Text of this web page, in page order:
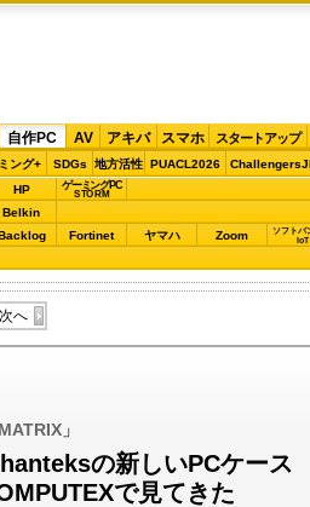
自作PC AV アキバ スマホ スタートアップ
ング+ SDGs 地方活性 PUACL2026
HP ゲーミングPC
STORM
Belkin
Fortinet ヤマハ Zoom
ソフトバ
IoT
次へ
」
の新しいPCケース
で見てきた